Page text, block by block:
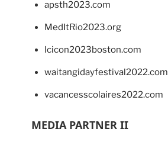
apsth2023.com
MedItRio2023.org
lcicon2023boston.com
waitangidayfestival2022.com
vacancesscolaires2022.com
MEDIA PARTNER II